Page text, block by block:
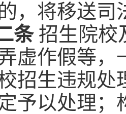
，将移送司
条招生院校
虚作假等，
招生违规处
予以处理；